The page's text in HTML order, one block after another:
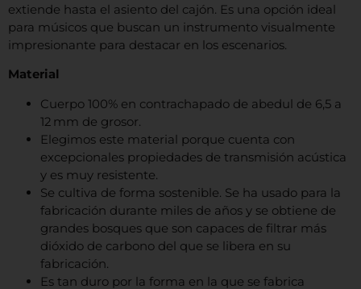
extiende hasta el asiento del cajón. Es una opción ideal
para músicos que buscan un instrumento visualmente
impresionante para destacar en los escenarios.
Material
Cuerpo 100% en contrachapado de abedul de 6,5 a
12 mm de grosor.
Elegimos este material porque cuenta con
excepcionales propiedades de transmisión acústica
y es muy resistente.
Se cultiva de forma sostenible. Se ha usado para la
fabricación durante miles de años y se obtiene de
grandes bosques que son capaces de filtrar más
dióxido de carbono del que se libera en su
fabricación.
Es tan duro por la forma en la que se fabrica